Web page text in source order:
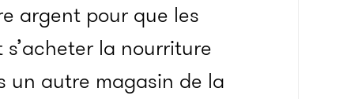
argent pour que les
la nourriture
un autre magasin de la